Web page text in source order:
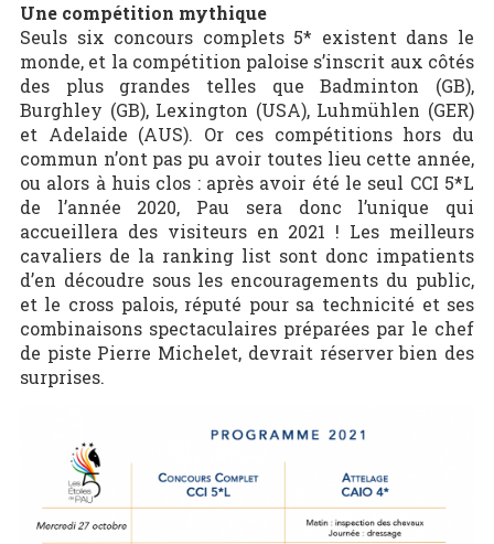
Une compétition mythique
Seuls six concours complets 5* existent dans le
monde, et la compétition paloise s’inscrit aux côtés
des plus grandes telles que Badminton (GB),
Burghley (GB), Lexington (USA), Luhmühlen (GER)
et Adelaide (AUS). Or ces compétitions hors du
commun n’ont pas pu avoir toutes lieu cette année,
ou alors à huis clos : après avoir été le seul CCI 5*L
de l’année 2020, Pau sera donc l’unique qui
accueillera des visiteurs en 2021 ! Les meilleurs
cavaliers de la ranking list sont donc impatients
d’en découdre sous les encouragements du public,
et le cross palois, réputé pour sa technicité et ses
combinaisons spectaculaires préparées par le chef
de piste Pierre Michelet, devrait réserver bien des
surprises.